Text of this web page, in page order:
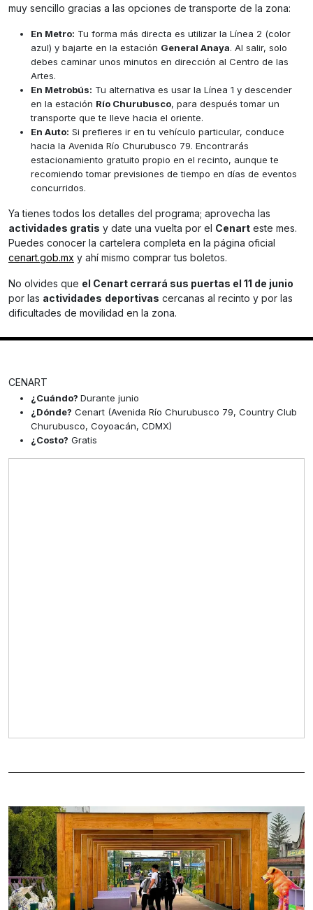
muy sencillo gracias a las opciones de transporte de la zona:
En Metro: Tu forma más directa es utilizar la Línea 2 (color
azul) y bajarte en la estación General Anaya. Al salir, solo
debes caminar unos minutos en dirección al Centro de las
Artes.
En Metrobús: Tu alternativa es usar la Línea 1 y descender
en la estación Río Churubusco, para después tomar un
transporte que te lleve hacia el oriente.
En Auto: Si prefieres ir en tu vehículo particular, conduce
hacia la Avenida Río Churubusco 79. Encontrarás
estacionamiento gratuito propio en el recinto, aunque te
recomiendo tomar previsiones de tiempo en días de eventos
concurridos.
Ya tienes todos los detalles del programa; aprovecha las
actividades gratis y date una vuelta por el Cenart este mes.
Puedes conocer la cartelera completa en la página oficial
cenart.gob.mx y ahí mismo comprar tus boletos.
No olvides que el Cenart cerrará sus puertas el 11 de junio
por las actividades deportivas cercanas al recinto y por las
dificultades de movilidad en la zona.
CENART
¿Cuándo? Durante junio
¿Dónde? Cenart (Avenida Río Churubusco 79, Country Club
Churubusco, Coyoacán, CDMX)
¿Costo? Gratis